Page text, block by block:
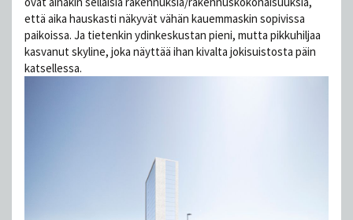
että aika hauskasti näkyvät vähän kauemmaskin sopivissa
paikoissa. Ja tietenkin ydinkeskustan pieni, mutta pikkuhiljaa
kasvanut skyline, joka näyttää ihan kivalta jokisuistosta päin
katsellessa.